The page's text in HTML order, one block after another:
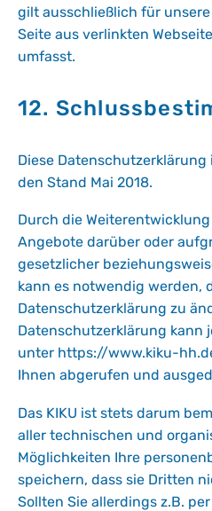
gilt ausschließlich für unsere
Seite aus verlinkten
umfasst.
12.
Diese
den Stand Mai 2018.
Durch die
Angebote darüber oder
gesetzlicher
kann es notwendig werden,
Datenschutzerklärung zu
Datenschutzerklärung kann
unter https://www.kiku-
Ihnen abgerufen und
Das KIKU ist stets darum
aller technischen und
Möglichkeiten Ihre
speichern, dass sie Dritten
Sollten Sie allerdings z.B.